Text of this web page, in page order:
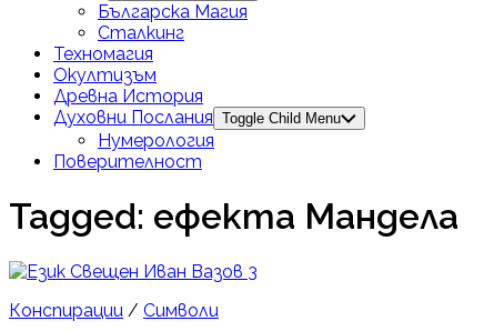
Българска Магия
Сталкинг
Техномагия
Окултизъм
Древна История
Духовни Послания Toggle Child Menu
Нумерология
Поверителност
Tagged: ефекта Мандела
3
Конспирации / Символи